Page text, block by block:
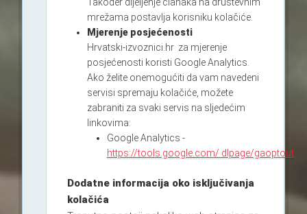
Također dijeljenje članaka na društevnim
mrežama postavlja korisniku kolačiće.
Mjerenje posjećenosti
Hrvatski-izvoznici.hr za mjerenje
posjećenosti koristi Google Analytics.
Ako želite onemogućiti da vam navedeni
servisi spremaju kolačiće, možete
zabraniti za svaki servis na sljedećim
linkovima:
Google Analytics -
https://tools.google.com/ dlpage/gaoptout
Dodatne informacija oko isključivanja
kolačića